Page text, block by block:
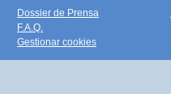
Dossier de Prensa
F.A.Q.
Gestionar cookies